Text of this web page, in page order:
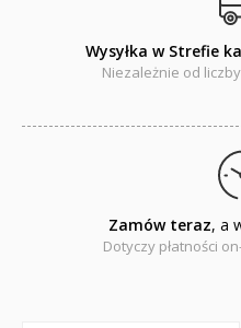
Wysyłka w Strefie
Niezależnie od
Zamów teraz, a
Dotyczy płatności